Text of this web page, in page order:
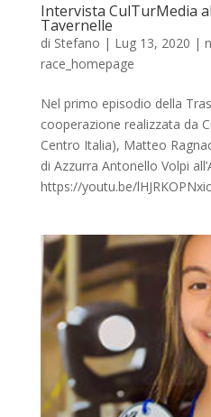
Intervista CulTurMedia
Tavernelle
di Stefano | Lug 13, 2020 |
race_homepage
Nel primo episodio della
cooperazione realizzata da
Centro Italia), Matteo
di Azzurra Antonello Volpi
https://youtu.be/